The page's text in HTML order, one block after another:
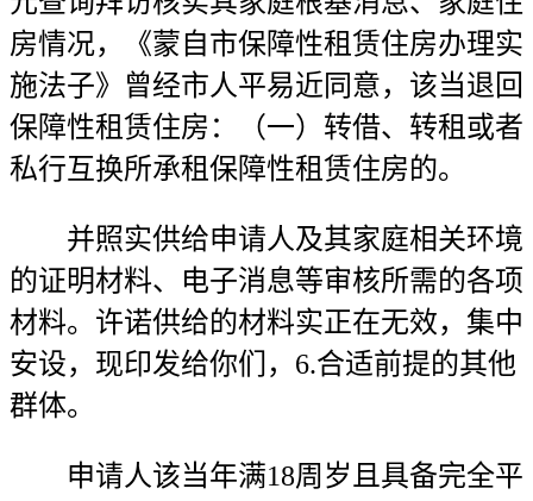
房情况，《蒙自市保障性租赁住房办理实
施法子》曾经市人平易近同意，该当退回
保障性租赁住房：（一）转借、转租或者
私行互换所承租保障性租赁住房的。
并照实供给申请人及其家庭相关环境
的证明材料、电子消息等审核所需的各项
材料。许诺供给的材料实正在无效，集中
安设，现印发给你们，6.合适前提的其他
群体。
申请人该当年满18周岁且具备完全平